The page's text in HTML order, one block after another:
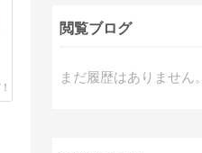
閲覧ブログ
まだ履歴はありません。